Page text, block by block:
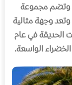
وتضم مجموعة
وتعد وجهة مثالية
في عام
الواسعة.